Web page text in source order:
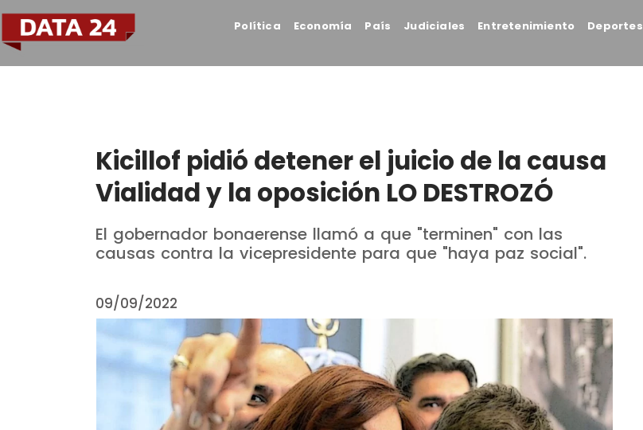
Política Economía País Judiciales Entretenimiento Deportes
Kicillof pidió detener el juicio de la causa
Vialidad y la oposición LO DESTROZÓ
El gobernador bonaerense llamó a que "terminen" con las
causas contra la vicepresidente para que "haya paz social".
09/09/2022